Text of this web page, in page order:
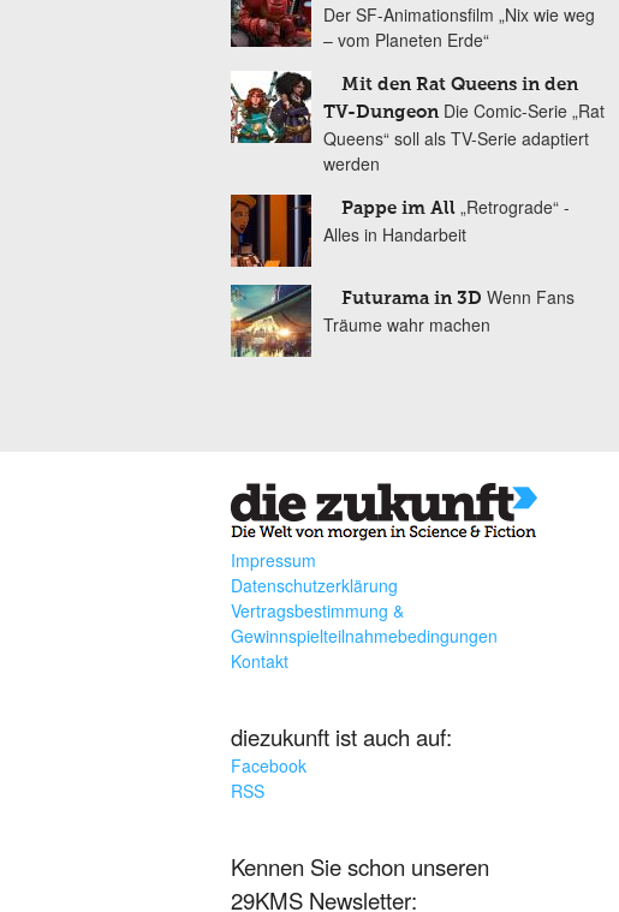
Der SF-Animationsfilm „Nix wie weg
– vom Planeten Erde“
Mit den Rat Queens in den
TV-Dungeon Die Comic-Serie „Rat
Queens“ soll als TV-Serie adaptiert
werden
Pappe im All „Retrograde“ -
Alles in Handarbeit
Futurama in 3D Wenn Fans
Träume wahr machen
Impressum
Datenschutzerklärung
Vertragsbestimmung &
Gewinnspielteilnahmebedingungen
Kontakt
diezukunft ist auch auf:
Facebook
RSS
Kennen Sie schon unseren
29KMS Newsletter: